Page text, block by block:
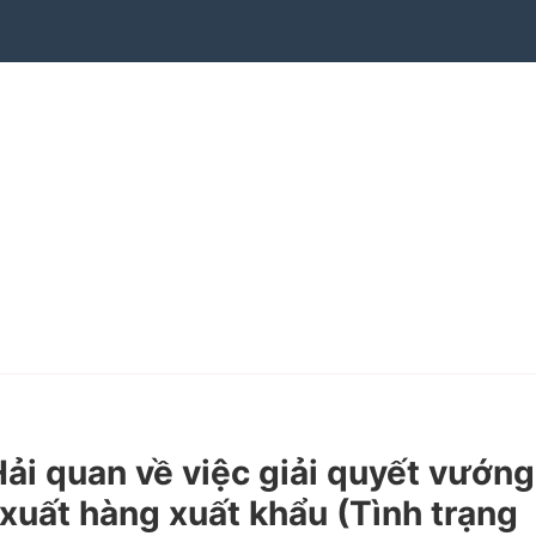
quan về việc giải quyết vướng
hàng xuất khẩu (Tình trạng